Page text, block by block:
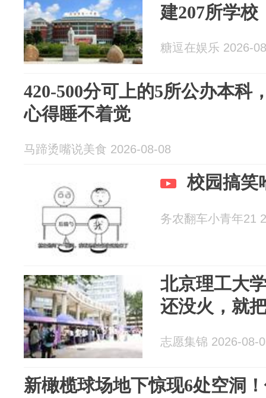
建207所学
糖逗在娱乐 2026-
420-500分可上的5所公办本科
心得睡不着觉
马蹄烫嘴说美食 2026-08-08
校园搞笑
务农翻车小青年21
北京理工大
还没火，就
志愿集锦 2026-08-
新橄榄球场地下惊现6处空洞